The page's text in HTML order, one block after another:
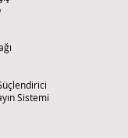
Sistemi